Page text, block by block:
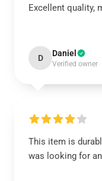
Excellent quality,
D Daniel
Verified owner
This item is
was looking for